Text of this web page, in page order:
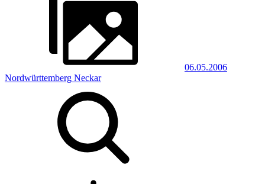
06.05.2006
Nordwürttemberg Neckar